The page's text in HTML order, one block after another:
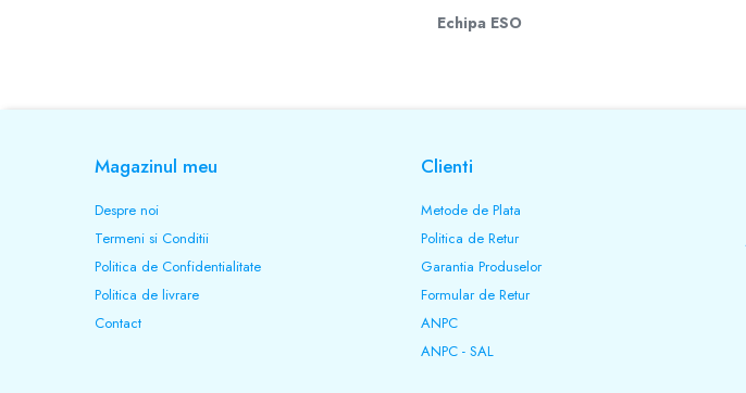
Stabilizatoare tensiune
Diverse gadgeturi
Cablu coaxial
Periferice PC
Echipa ESO
Magazinul meu
Despre noi
Termeni si Conditii
Politica de Confidentialitate
Politica de livrare
Contact
Clienti
Metode de Plata
Politica de Retur
Garantia Produselor
Formular de Retur
ANPC
ANPC - SAL